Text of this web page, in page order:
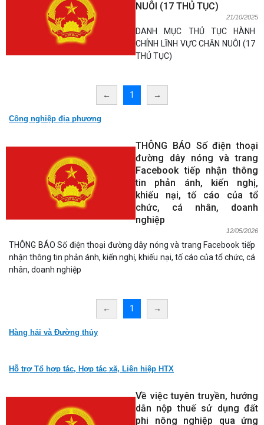
NUÔI (17 THỦ TỤC)
21/10/2025
DANH MỤC THỦ TỤC HÀNH
CHÍNH LĨNH VỰC CHĂN NUÔI (17
THỦ TỤC)
← 1 →
Công nghiệp địa phương
THÔNG BÁO Số điện thoại
đường dây nóng và trang
Facebook tiếp nhận thông
tin phản ánh, kiến nghị,
khiếu nại, tố cáo của tổ
chức, cá nhân, doanh
nghiệp
12/05/2026
THÔNG BÁO Số điện thoại đường dây nóng và trang Facebook tiếp
nhận thông tin phản ánh, kiến nghị, khiếu nại, tố cáo của tổ chức, cá
nhân, doanh nghiệp
← 1 →
Hàng hải và Đường thủy
Hỗ trợ Tổ hợp tác, Hợp tác xã, Liên hiệp HTX
Về việc tuyên truyền, hướng
dẫn nộp thuế sử dụng đất
phi nông nghiệp qua ứng